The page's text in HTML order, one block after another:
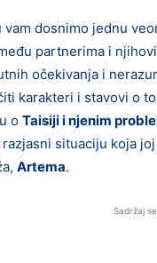
vam dosnimo jednu
partnerima i
očekivanja i
karakteri i stavovi o
o Taisiji i njenim
situaciju koja
Artema.
Sadržaj